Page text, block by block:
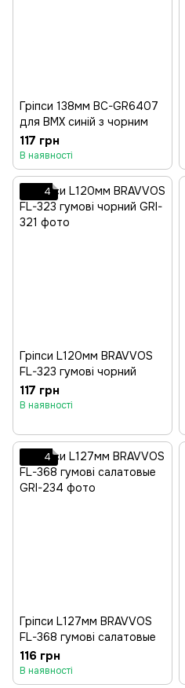
Гріпси 138мм BC-GR6407
для BMX синій з чорним
117 грн
В наявності
4
Гріпси L120мм BRAVVOS
FL-323 гумові чорний
117 грн
В наявності
4
Гріпси L127мм BRAVVOS
FL-368 гумові салатовые
116 грн
В наявності